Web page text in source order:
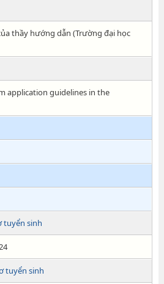
thầy hướng dẫn (Trường đại học
application guidelines in the
tuyển sinh
tuyển sinh